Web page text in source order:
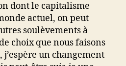
dont le capitalisme
actuel, on peut
soulèvements à
choix que nous faisons
un changement